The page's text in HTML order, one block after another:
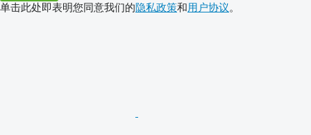
单击此处即表明您同意我们的隐私政策和用户协议。